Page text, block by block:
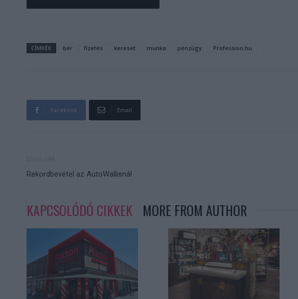
CÍMKÉK bér fizetés kereset munka pénzügy Profession.hu
Facebook Email
Rekordbevétel az AutoWallisnál
KAPCSOLÓDÓ CIKKEK MORE FROM AUTHOR